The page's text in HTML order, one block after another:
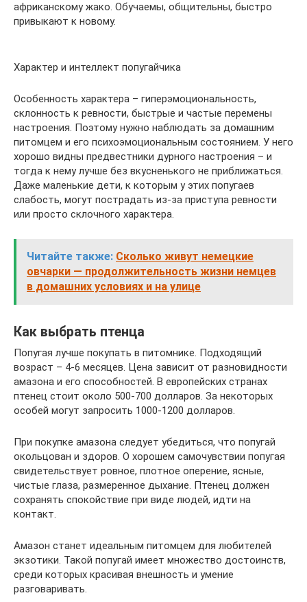
африканскому жако. Обучаемы, общительны, быстро
привыкают к новому.
Характер и интеллект попугайчика
Особенность характера – гиперэмоциональность,
склонность к ревности, быстрые и частые перемены
настроения. Поэтому нужно наблюдать за домашним
питомцем и его психоэмоциональным состоянием. У него
хорошо видны предвестники дурного настроения – и
тогда к нему лучше без вкусненького не приближаться.
Даже маленькие дети, к которым у этих попугаев
слабость, могут пострадать из-за приступа ревности
или просто склочного характера.
Читайте также: Сколько живут немецкие
овчарки — продолжительность жизни немцев
в домашних условиях и на улице
Как выбрать птенца
Попугая лучше покупать в питомнике. Подходящий
возраст – 4-6 месяцев. Цена зависит от разновидности
амазона и его способностей. В европейских странах
птенец стоит около 500-700 долларов. За некоторых
особей могут запросить 1000-1200 долларов.
При покупке амазона следует убедиться, что попугай
окольцован и здоров. О хорошем самочувствии попугая
свидетельствует ровное, плотное оперение, ясные,
чистые глаза, размеренное дыхание. Птенец должен
сохранять спокойствие при виде людей, идти на
контакт.
Амазон станет идеальным питомцем для любителей
экзотики. Такой попугай имеет множество достоинств,
среди которых красивая внешность и умение
разговаривать.